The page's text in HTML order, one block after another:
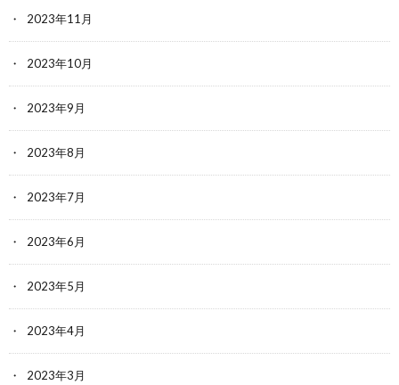
2023年11月
2023年10月
2023年9月
2023年8月
2023年7月
2023年6月
2023年5月
2023年4月
2023年3月